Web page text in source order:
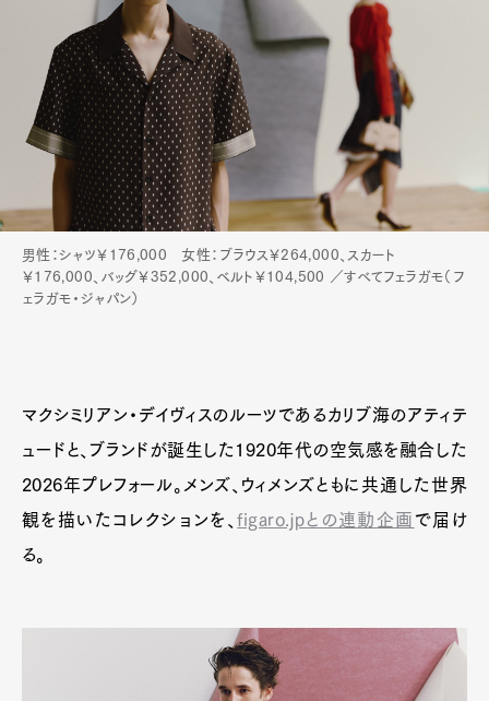
男性：シャツ￥176,000 女性：ブラウス￥264,000、スカート
￥176,000、バッグ￥352,000、ベルト￥104,500 ／すべてフェラガモ（フ
ェラガモ・ジャパン）
マクシミリアン・デイヴィスのルーツであるカリブ海のアティテ
ュードと、ブランドが誕生した1920年代の空気感を融合した
2026年プレフォール。メンズ、ウィメンズともに共通した世界
観を描いたコレクションを、figaro.jpとの連動企画 で届け
る。